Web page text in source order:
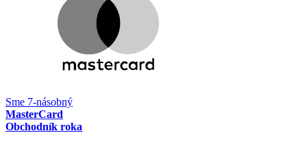
Sme 7-násobný
MasterCard
Obchodník roka